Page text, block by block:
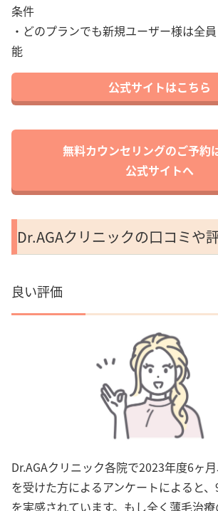
条件
・どのプランでも新規ユーザー様は全
能
公式サイトはこちら
無料カウンセリングのご予約
公式サイトへ
Dr.AGAクリニックの口コミや
良い評価
Dr.AGAクリニック各院で2023年度6ヶ
を受けた方によるアンケートによると
を実感されています。もし全く薄毛治